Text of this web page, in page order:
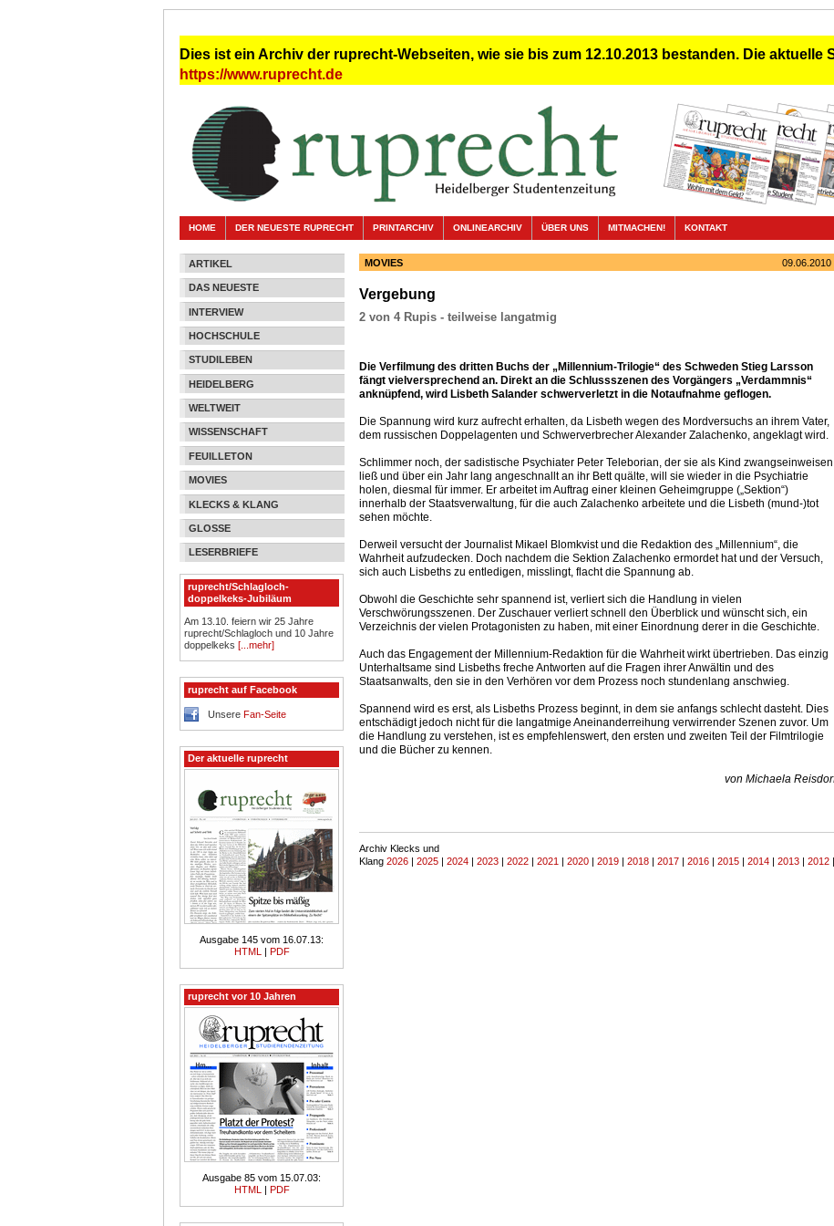
Dies ist ein Archiv der ruprecht-Webseiten, wie sie bis zum 12.10.2013 bestanden. Die aktuelle
https://www.ruprecht.de
HOME DER NEUESTE RUPRECHT PRINTARCHIV ONLINEARCHIV ÜBER UNS MITMACHEN! KONTAKT
ARTIKEL
DAS NEUESTE
INTERVIEW
HOCHSCHULE
STUDILEBEN
HEIDELBERG
WELTWEIT
WISSENSCHAFT
FEUILLETON
MOVIES
KLECKS & KLANG
GLOSSE
LESERBRIEFE
ruprecht/Schlagloch-
doppelkeks-Jubiläum
Am 13.10. feiern wir 25 Jahre
ruprecht/Schlagloch und 10 Jahre
doppelkeks[...mehr]
ruprecht auf Facebook
UnsereFan-Seite
Der aktuelle ruprecht
Ausgabe 145 vom 16.07.13:
HTML
| PDF
ruprecht vor 10 Jahren
Ausgabe 85 vom 15.07.03:
HTML
| PDF
MOVIES 09.06.2010
Vergebung
2 von 4 Rupis - teilweise langatmig
Die Verfilmung des dritten Buchs der „Millennium-Trilogie“ des Schweden Stieg Larsson
fängt vielversprechend an. Direkt an die Schlussszenen des Vorgängers „Verdammnis“
anknüpfend, wird Lisbeth Salander schwerverletzt in die Notaufnahme geflogen.
Die Spannung wird kurz aufrecht erhalten, da Lisbeth wegen des Mordversuchs an ihrem Vater,
dem russischen Doppelagenten und Schwerverbrecher Alexander Zalachenko, angeklagt wird.
Schlimmer noch, der sadistische Psychiater Peter Teleborian, der sie als Kind zwangseinweisen
ließ und über ein Jahr lang angeschnallt an ihr Bett quälte, will sie wieder in die Psychiatrie
holen, diesmal für immer. Er arbeitet im Auftrag einer kleinen Geheimgruppe („Sektion“)
innerhalb der Staatsverwaltung, für die auch Zalachenko arbeitete und die Lisbeth (mund-)tot
sehen möchte.
Derweil versucht der Journalist Mikael Blomkvist und die Redaktion des „Millennium“, die
Wahrheit aufzudecken. Doch nachdem die Sektion Zalachenko ermordet hat und der Versuch,
sich auch Lisbeths zu entledigen, misslingt, flacht die Spannung ab.
Obwohl die Geschichte sehr spannend ist, verliert sich die Handlung in vielen
Verschwörungsszenen. Der Zuschauer verliert schnell den Überblick und wünscht sich, ein
Verzeichnis der vielen Protagonisten zu haben, mit einer Einordnung derer in die Geschichte.
Auch das Engagement der Millennium-Redaktion für die Wahrheit wirkt übertrieben. Das einzig
Unterhaltsame sind Lisbeths freche Antworten auf die Fragen ihrer Anwältin und des
Staatsanwalts, den sie in den Verhören vor dem Prozess noch stundenlang anschwieg.
Spannend wird es erst, als Lisbeths Prozess beginnt, in dem sie anfangs schlecht dasteht. Dies
entschädigt jedoch nicht für die langatmige Aneinanderreihung verwirrender Szenen zuvor. Um
die Handlung zu verstehen, ist es empfehlenswert, den ersten und zweiten Teil der Filmtrilogie
und die Bücher zu kennen.
von Michaela
Archiv Klecks und
Klang 2026 | 2025 | 2024 | 2023 | 2022 | 2021 | 2020 | 2019 | 2018 | 2017 | 2016 | 2015 | 2014 | 2013 | 2012 |